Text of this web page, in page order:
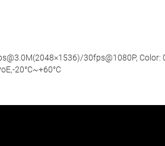
30fps@1080P, Color:
20°C~+60°C